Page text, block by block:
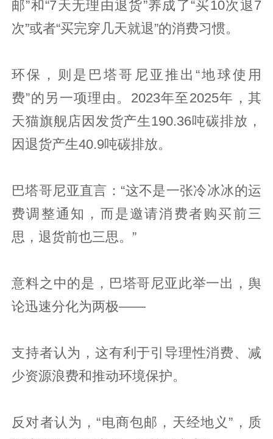
邮”和“7天无理由退货”养成了“买10次退7
次”或者“买完穿几天就退”的消费习惯。
环保，则是巴塔哥尼亚推出“地球使用
费”的另一项理由。2023年至2025年，其
天猫旗舰店因发货产生190.36吨碳排放，
因退货产生40.9吨碳排放。
巴塔哥尼亚直言：“这不是一张冷冰冰的运
费调整通知，而是邀请消费者购买前三
思，退货前也三思。”
意料之中的是，巴塔哥尼亚此举一出，舆
论迅速分化为两极——
支持者认为，这有利于引导理性消费、减
少资源浪费和推动环境保护。
反对者认为，“电商包邮，天经地义”，质